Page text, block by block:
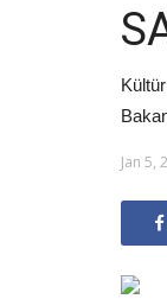
Jan 5,